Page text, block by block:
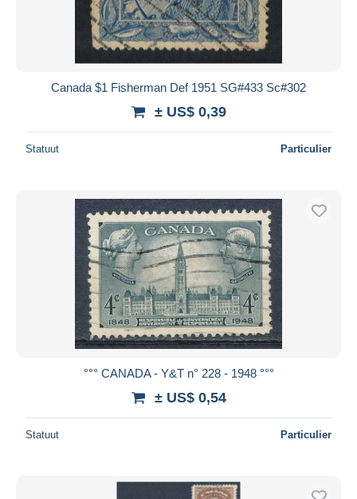
Canada $1 Fisherman Def 1951 SG#433 Sc#302
± US$ 0,39
Statuut Particulier
°°° CANADA - Y&T n° 228 - 1948 °°°
± US$ 0,54
Statuut Particulier